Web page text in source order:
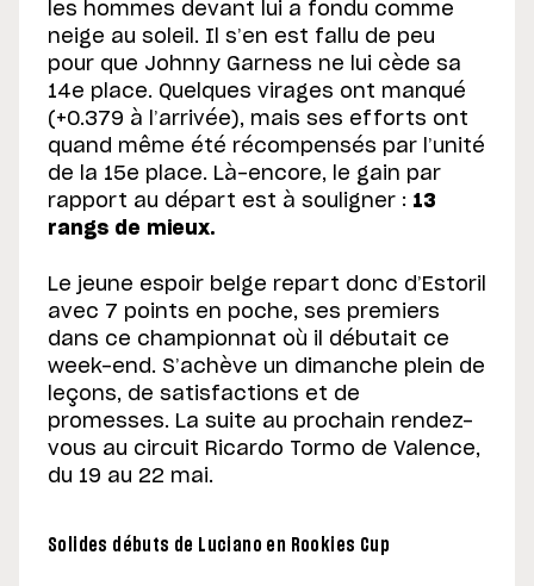
les hommes devant lui a fondu comme
neige au soleil. Il s’en est fallu de peu
pour que Johnny Garness ne lui cède sa
14e place. Quelques virages ont manqué
(+0.379 à l’arrivée), mais ses efforts ont
quand même été récompensés par l’unité
de la 15e place. Là-encore, le gain par
rapport au départ est à souligner : 13
rangs de mieux.
Le jeune espoir belge repart donc d’Estoril
avec 7 points en poche, ses premiers
dans ce championnat où il débutait ce
week-end. S’achève un dimanche plein de
leçons, de satisfactions et de
promesses. La suite au prochain rendez-
vous au circuit Ricardo Tormo de Valence,
du 19 au 22 mai.
Solides débuts de Luciano en Rookies Cup